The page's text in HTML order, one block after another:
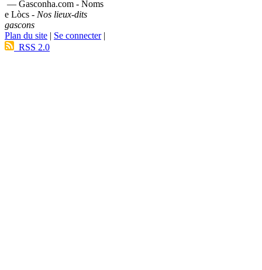
— Gasconha.com - Noms
e Lòcs - Nos lieux-dits
gascons
Plan du site
Se connecter|
RSS 2.0